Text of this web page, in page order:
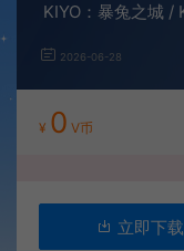
KIYO：暴兔之城 /
2026-06-28
¥ 0 V币
立即下载